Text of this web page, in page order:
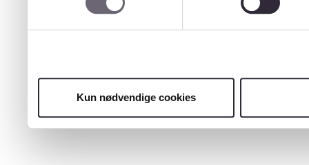
Kun nødvendige cookies